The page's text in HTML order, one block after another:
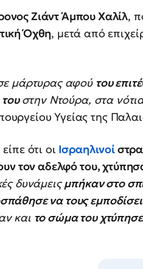
Ζιάντ Άμπου Χαλίλ,
Όχθη, μετά από
μάρτυρας αφού του
τουστην Ντούρα, στα
Υγείας της
είπε ότι οι Ισραηλινοί
τον αδελφό του,
δυνάμειςμπήκαν στο
να τους
και το σώμα του